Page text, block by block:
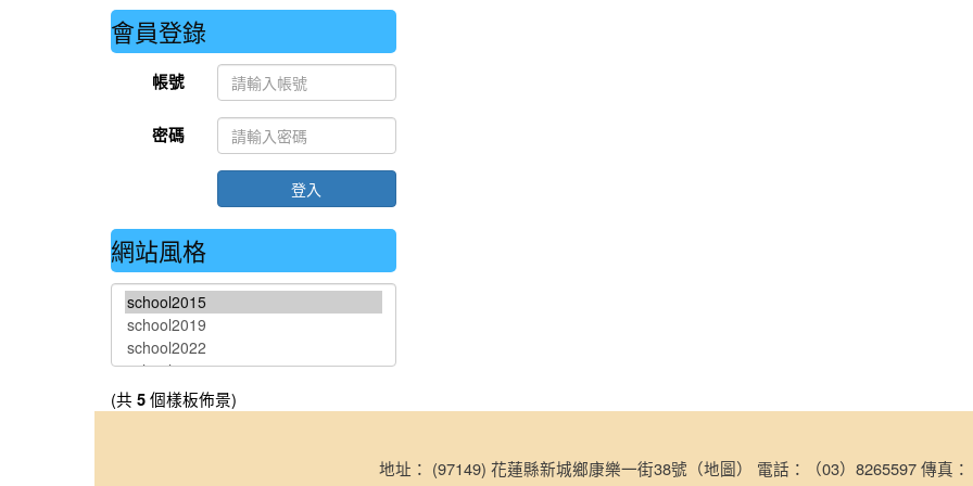
會員登錄
帳號
密碼
登入
網站風格
(共 5個樣板佈景)
地址： (97149) 花蓮縣新城鄉康樂一街38號（地圖） 電話：（03）8265597 傳真